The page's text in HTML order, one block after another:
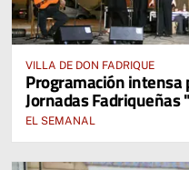
VILLA DE DON FADRIQUE
Programación intensa
Jornadas
EL SEMANAL